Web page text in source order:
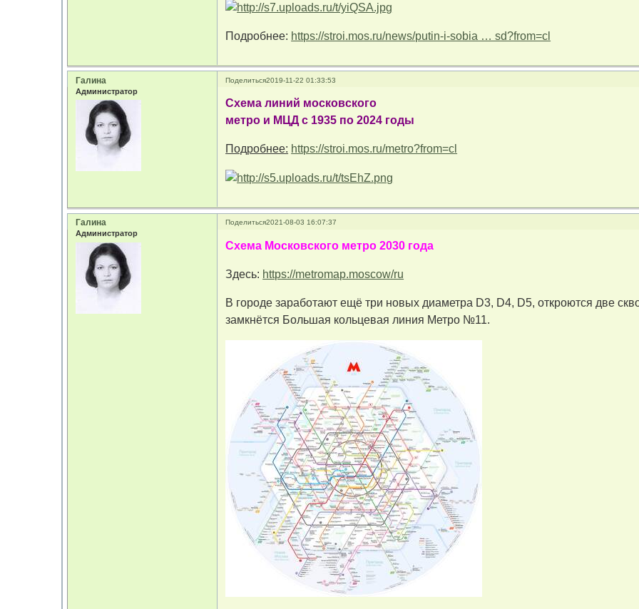
Подробнее: https://stroi.mos.ru/news/putin-i-sobia … sd?from=cl
Поделиться2019-11-22 01:33:53
Галина
Администратор
Схема линий московского
метро и МЦД с 1935 по 2024 годы
Подробнее: https://stroi.mos.ru/metro?from=cl
Поделиться2021-08-03 16:07:37
Галина
Администратор
Схема Московского метро 2030 года
Здесь: https://metromap.moscow/ru
В городе заработают ещё три новых диаметра D3, D4, D5, откроются две
замкнётся Большая кольцевая линия Метро №11.